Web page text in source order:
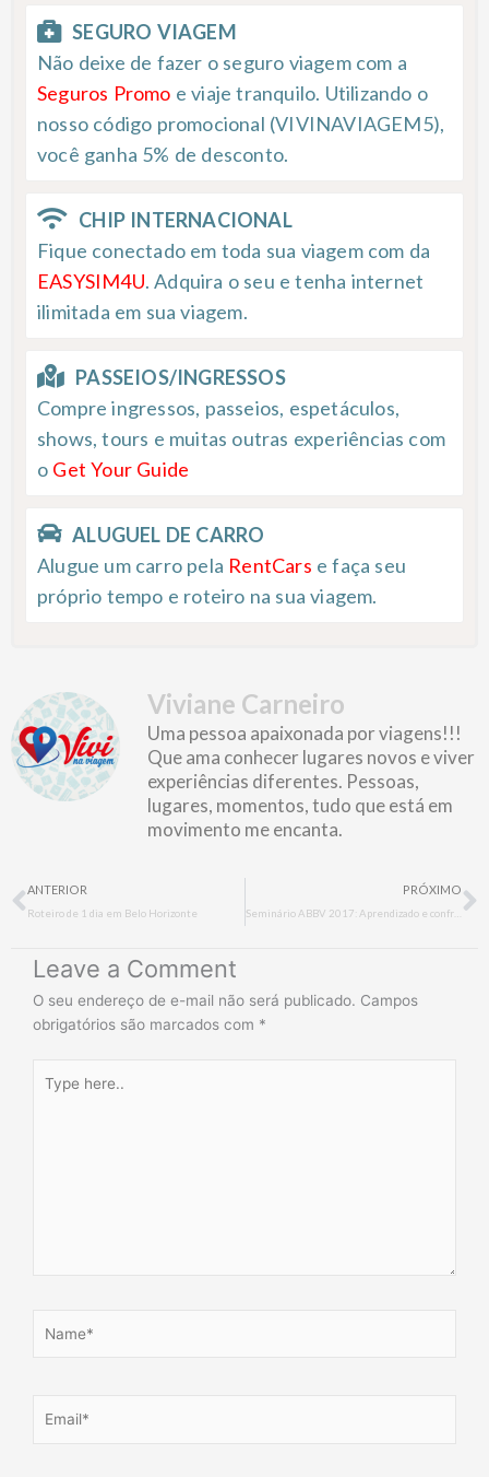
SEGURO VIAGEM
Não deixe de fazer o seguro viagem com a
Seguros Promo e viaje tranquilo. Utilizando o
nosso código promocional (VIVINAVIAGEM5),
você ganha 5% de desconto.
CHIP INTERNACIONAL
Fique conectado em toda sua viagem com da
EASYSIM4U. Adquira o seu e tenha internet
ilimitada em sua viagem.
PASSEIOS/INGRESSOS
Compre ingressos, passeios, espetáculos,
shows, tours e muitas outras experiências com
o Get Your Guide
ALUGUEL DE CARRO
Alugue um carro pela RentCars e faça seu
próprio tempo e roteiro na sua viagem.
Viviane Carneiro
Uma pessoa apaixonada por viagens!!!
Que ama conhecer lugares novos e viver
experiências diferentes. Pessoas,
lugares, momentos, tudo que está em
movimento me encanta.
Prev
ANTERIOR
Roteiro de 1 dia em Belo Horizonte
PRÓXIMO
Seminário ABBV 2017: Aprendizado e confraternização
Leave a Comment
O seu endereço de e-mail não será publicado. Campos
obrigatórios são marcados com *
here..